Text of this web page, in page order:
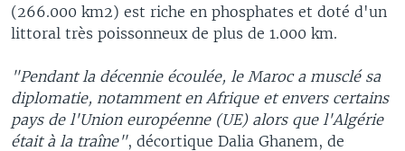
(266.000 km2) est riche en phosphates et doté d'un
littoral très poissonneux de plus de 1.000 km.
"Pendant la décennie écoulée, le Maroc a musclé sa
diplomatie, notamment en Afrique et envers certains
pays de l'Union européenne (UE) alors que l'Algérie
était à la traîne", décortique Dalia Ghanem, de